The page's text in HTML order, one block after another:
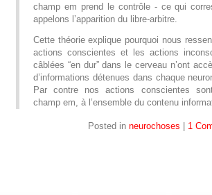
champ em prend le contrôle - ce qui
appelons l’apparition du libre-arbitre.
Cette théorie explique pourquoi nous
actions conscientes et les actions
câblées “en dur” dans le cerveau n’ont
d’informations détenues dans chaque
Par contre nos actions conscientes
champ em, à l’ensemble du contenu
Posted in neurochoses 1